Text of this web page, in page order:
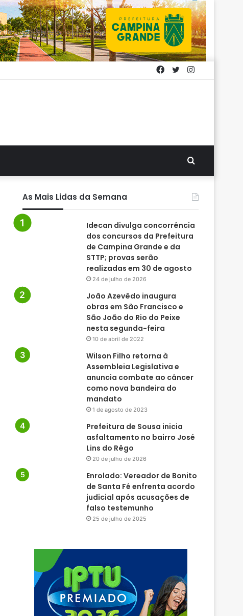
Twitter
Facebook
Procurar
por
As Mais Lidas da Semana
Idecan divulga concorrência
dos concursos da Prefeitura
de Campina Grande e da
STTP; provas serão
realizadas em 30 de agosto
24 de julho de 2026
João Azevêdo inaugura
obras em São Francisco e
São João do Rio do Peixe
nesta segunda-feira
10 de abril de 2022
Wilson Filho retorna à
Assembleia Legislativa e
anuncia combate ao câncer
como nova bandeira do
mandato
1 de agosto de 2023
Prefeitura de Sousa inicia
asfaltamento no bairro José
Lins do Rêgo
20 de julho de 2026
Enrolado: Vereador de Bonito
de Santa Fé enfrenta acordo
judicial após acusações de
falso testemunho
25 de julho de 2025